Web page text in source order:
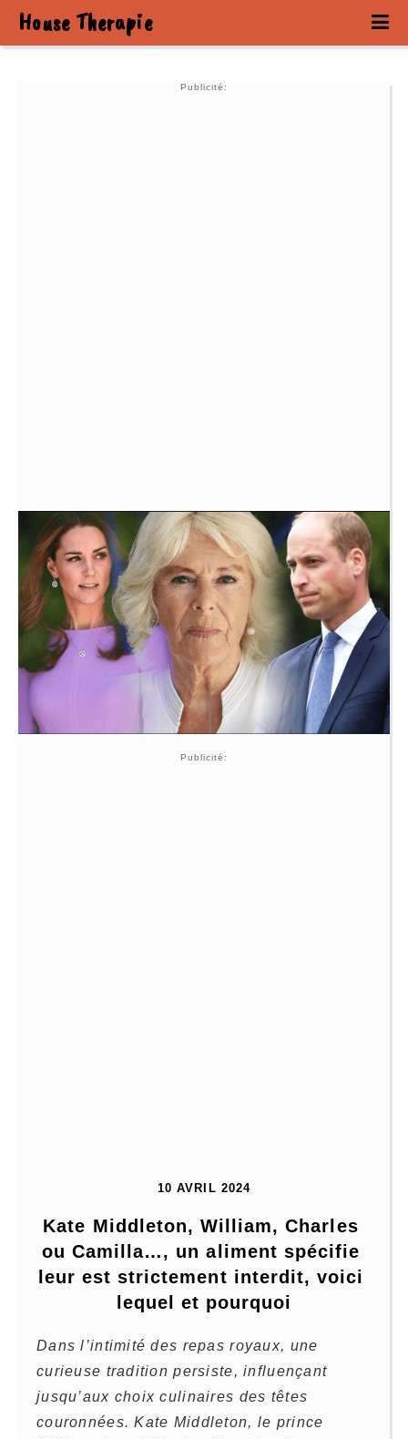
House Therapie
Publicité:
Publicité:
10 AVRIL 2024
Kate Middleton, William, Charles
ou Camilla…, un aliment spécifie
leur est strictement interdit, voici
lequel et pourquoi
Dans l’intimité des repas royaux, une
curieuse tradition persiste, influençant
jusqu’aux choix culinaires des têtes
couronnées. Kate Middleton, le prince